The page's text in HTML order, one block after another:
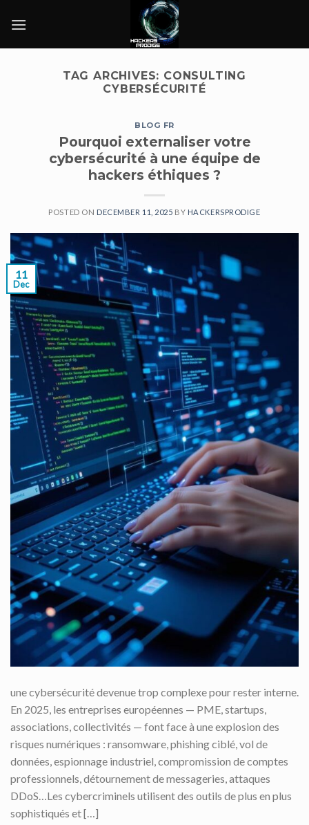
TAG ARCHIVES: CONSULTING
CYBERSÉCURITÉ
BLOG FR
Pourquoi externaliser votre
cybersécurité à une équipe de
hackers éthiques ?
POSTED ON DECEMBER 11, 2025 BY HACKERSPRODIGE
11
Dec
une cybersécurité devenue trop complexe pour rester interne.
En 2025, les entreprises européennes — PME, startups,
associations, collectivités — font face à une explosion des
risques numériques : ransomware, phishing ciblé, vol de
données, espionnage industriel, compromission de comptes
professionnels, détournement de messageries, attaques
DDoS…Les cybercriminels utilisent des outils de plus en plus
sophistiqués et […]